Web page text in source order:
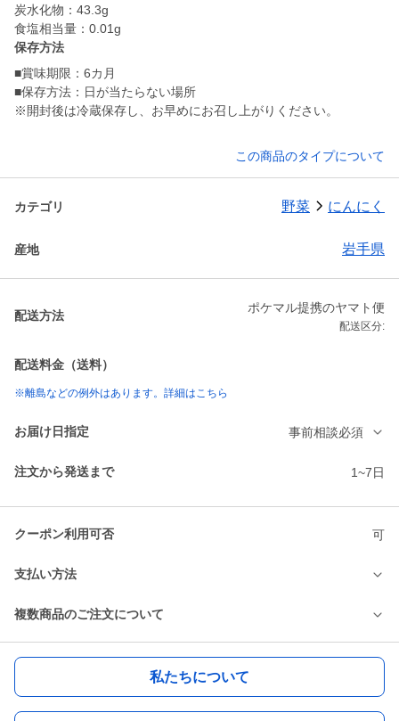
炭水化物：43.3g
食塩相当量：0.01g
保存方法
■賞味期限：6カ月
■保存方法：日が当たらない場所
※開封後は冷蔵保存し、お早めにお召し上がりください。
この商品のタイプについて
カテゴリ 野菜 にんにく
産地 岩手県
配送方法
ポケマル提携のヤマト便
配送区分:
配送料金（送料）
※離島などの例外はあります。詳細はこちら
お届け日指定 事前相談必須
注文から発送まで 1~7日
クーポン利用可否 可
支払い方法
複数商品のご注文について
私たちについて